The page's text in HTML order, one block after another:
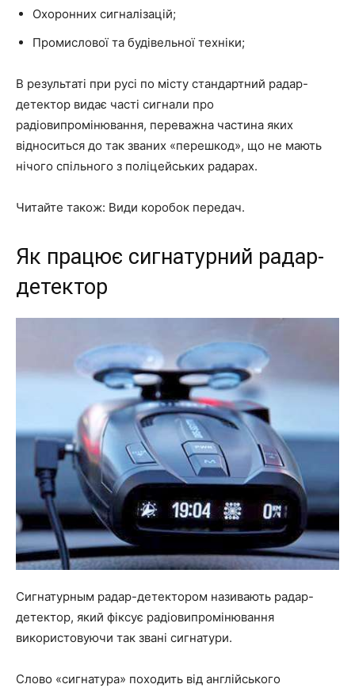
Охоронних сигналізацій;
Промислової та будівельної техніки;
В результаті при русі по місту стандартний радар-
детектор видає часті сигнали про
радіовипромінювання, переважна частина яких
відноситься до так званих «перешкод», що не мають
нічого спільного з поліцейських радарах.
Читайте також: Види коробок передач.
Як працює сигнатурний радар-
детектор
Сигнатурным радар-детектором називають радар-
детектор, який фіксує радіовипромінювання
використовуючи так звані сигнатури.
Слово «сигнатура» походить від англійського